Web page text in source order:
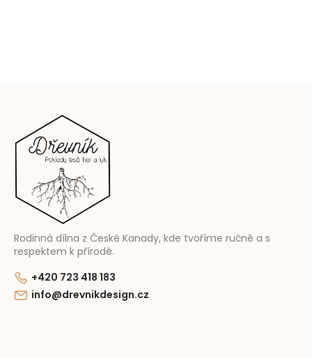
Rodinná dílna z České Kanady, kde tvoříme ručně a s
respektem k přírodě.
+420 723 418 183
info@drevnikdesign.cz